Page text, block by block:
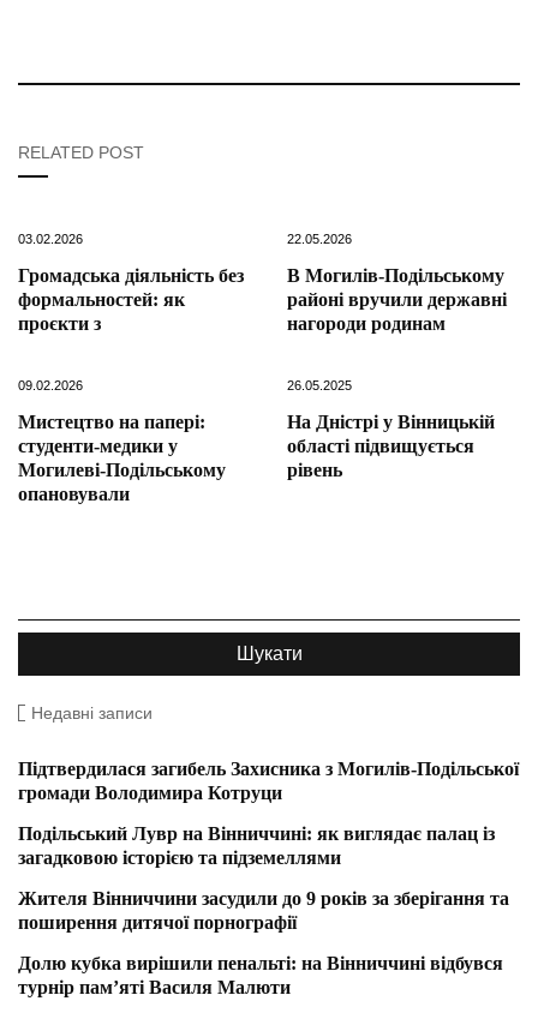
RELATED POST
03.02.2026
Громадська діяльність без
формальностей: як
проєкти з
22.05.2026
В Могилів-Подільському
районі вручили державні
нагороди родинам
09.02.2026
Мистецтво на папері:
студенти-медики у
Могилеві-Подільському
опановували
26.05.2025
На Дністрі у Вінницькій
області підвищується
рівень
Недавні записи
Підтвердилася загибель Захисника з Могилів-Подільської
громади Володимира Котруци
Подільський Лувр на Вінниччині: як виглядає палац із
загадковою історією та підземеллями
Жителя Вінниччини засудили до 9 років за зберігання та
поширення дитячої порнографії
Долю кубка вирішили пенальті: на Вінниччині відбувся
турнір пам’яті Василя Малюти